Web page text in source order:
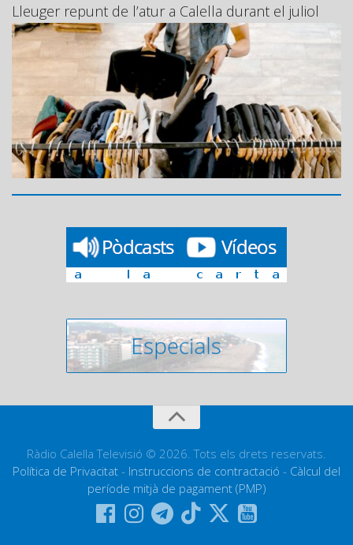
Lleuger repunt de l’atur a Calella durant el juliol
Ràdio Calella Televisió © 2026. Tots els drets reservats.
Política de Privacitat - Instruccions de contractació - Càlcul del
període mitjà de pagament (PMP)